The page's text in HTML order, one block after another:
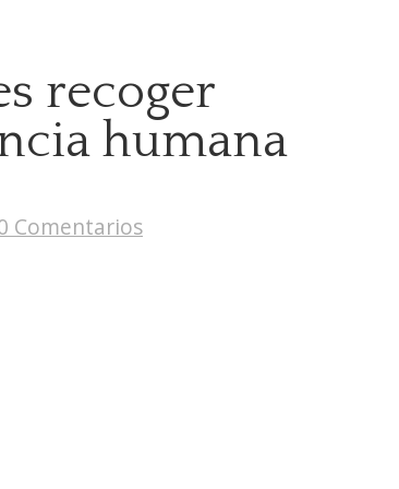
recoger
humana
Comentarios